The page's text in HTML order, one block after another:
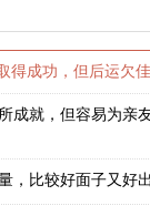
得成功，但后运欠
成就，但容易为亲
，比较好面子又好